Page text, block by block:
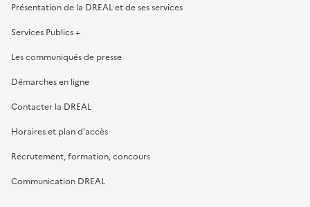
Présentation de la DREAL et de ses services
Services Publics +
Les communiqués de presse
Démarches en ligne
Contacter la DREAL
Horaires et plan d’accès
Recrutement, formation, concours
Communication DREAL